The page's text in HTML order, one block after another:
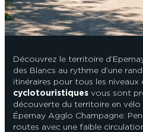
#CHAMPAGNE
CHAMPAGNE,
DÉCOUVERTES
L’OFFICE DE
CHAMPAGNE
LES 47
D’EPERNAY
ESCAPADES EN
AUTOUR
ACTIVITÉS
EPERNAY ET
QUE FAIRE À
LE DIMANCHE ?
CHIC IL PLEUT
SORTIR
Découvrez le territoire
des Blancs au rythme d’une
itinéraires pour tous les niveaux
cyclotouristiques vous sont
découverte du territoire en
Épernay Agglo Champagne.
routes avec une faible